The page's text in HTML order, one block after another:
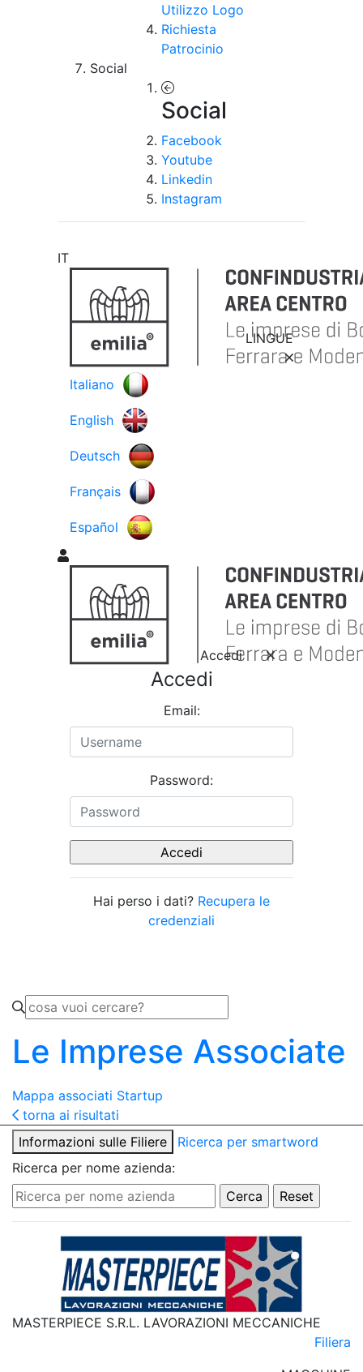
Utilizzo Logo
Richiesta
Patrocinio
Social
Social
Facebook
Youtube
Linkedin
Instagram
IT
LINGUE
Italiano
English
Deutsch
Français
Español
Accedi
Accedi
Email:
Password:
Hai perso i dati? Recupera le
credenziali
Le Imprese Associate
Mappa associati Startup
torna ai risultati
Informazioni sulle Filiere
Ricerca per smartword
Ricerca per nome azienda:
MASTERPIECE S.R.L. LAVORAZIONI MECCANICHE
Filiera